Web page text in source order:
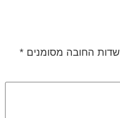
שדות החובה מסומנים *